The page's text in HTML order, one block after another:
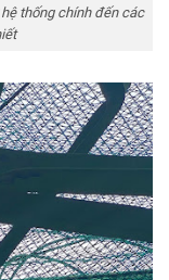
thống chính đến các